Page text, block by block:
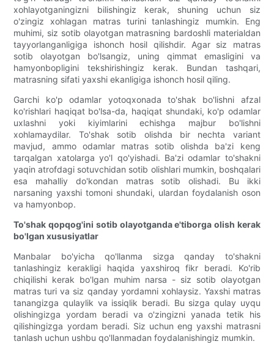
xohlayotganingizni bilishingiz kerak, shuning uchun siz
o'zingiz xohlagan matras turini tanlashingiz mumkin. Eng
muhimi, siz sotib olayotgan matrasning bardoshli materialdan
tayyorlanganligiga ishonch hosil qilishdir. Agar siz matras
sotib olayotgan bo'lsangiz, uning qimmat emasligini va
hamyonbopligini tekshirishingiz kerak. Bundan tashqari,
matrasning sifati yaxshi ekanligiga ishonch hosil qiling.
Garchi ko'p odamlar yotoqxonada to'shak bo'lishni afzal
ko'rishlari haqiqat bo'lsa-da, haqiqat shundaki, ko'p odamlar
uxlashni yoki kiyimlarini echishga majbur bo'lishni
xohlamaydilar. To'shak sotib olishda bir nechta variant
mavjud, ammo odamlar matras sotib olishda ba'zi keng
tarqalgan xatolarga yo'l qo'yishadi. Ba'zi odamlar to'shakni
yaqin atrofdagi sotuvchidan sotib olishlari mumkin, boshqalari
esa mahalliy do'kondan matras sotib olishadi. Bu ikki
narsaning yaxshi tomoni shundaki, ulardan foydalanish oson
va hamyonbop.
To'shak qopqog'ini sotib olayotganda e'tiborga olish kerak
bo'lgan xususiyatlar
Manbalar bo'yicha qo'llanma sizga qanday to'shakni
tanlashingiz kerakligi haqida yaxshiroq fikr beradi. Ko'rib
chiqilishi kerak bo'lgan muhim narsa - siz sotib olayotgan
matras turi va siz qanday yordamni xohlaysiz. Yaxshi matras
tanangizga qulaylik va issiqlik beradi. Bu sizga qulay uyqu
olishingizga yordam beradi va o'zingizni yanada tetik his
qilishingizga yordam beradi. Siz uchun eng yaxshi matrasni
tanlash uchun ushbu qo'llanmadan foydalanishingiz mumkin.